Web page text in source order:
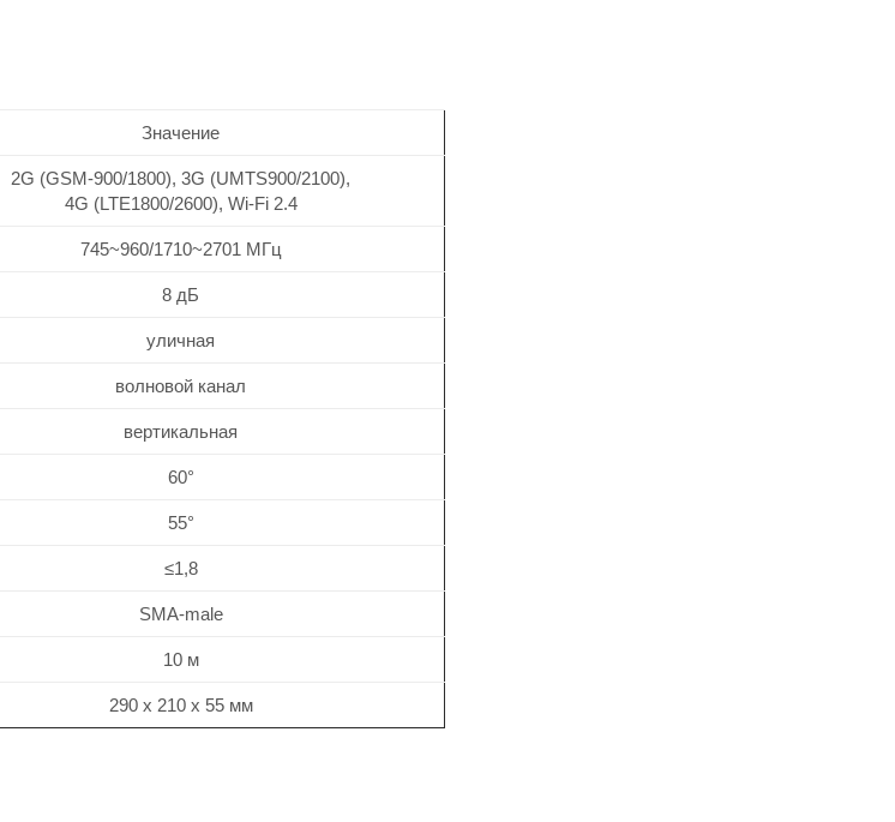
Значение
2G (GSM-900/1800), 3G (UMTS900/2100),
4G (LTE1800/2600), Wi-Fi 2.4
745~960/1710~2701 МГц
8 дБ
уличная
волновой канал
вертикальная
60°
55°
≤1,8
SMA-male
10 м
290 х 210 х 55 мм